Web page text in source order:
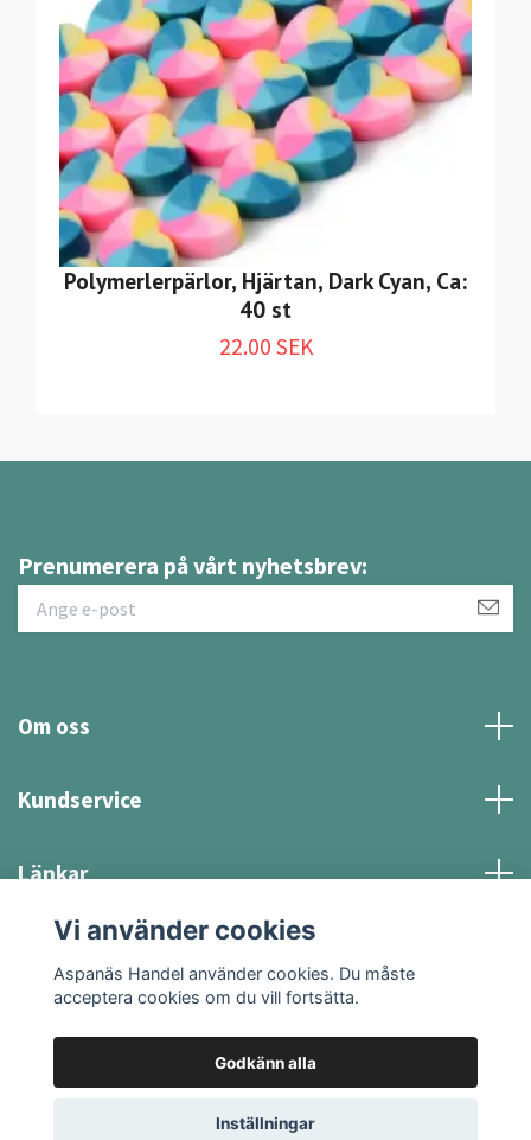
Polymerlerpärlor, Hjärtan, Dark Cyan, Ca:
40 st
22.00 SEK
Prenumerera på vårt nyhetsbrev:
Om oss
Kundservice
Länkar
Sociala medier
© 2026 Aspanäs Handel
Vi använder cookies
Aspanäs Handel använder cookies. Du måste
acceptera cookies om du vill fortsätta.
Godkänn alla
Inställningar